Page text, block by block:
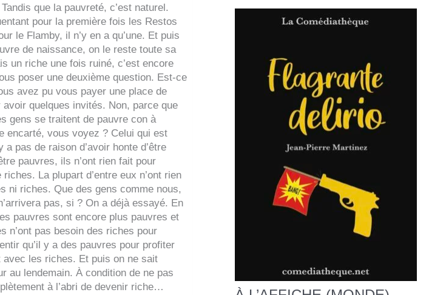
que la pauvreté, c’est naturel.
pour la première fois les Restos
le Flamby, il n’y en a qu’une. Et puis
de naissance, on le reste toute sa
un riche une fois ruiné, c’est encore
poser une deuxième question. Est-ce
avez pu vous payer une place de
quelques invités. Non, parce que
gens se traitent de pauvre con à
encarté, vous voyez ? Celui qui est
pas de raison d’avoir honte d’être
pauvres, ils n’ont rien fait pour
La plupart d’entre eux n’ont rien
ni riches. Que des gens comme nous,
pas, si ? On a déjà essayé. En
pauvres sont encore plus pauvres et
n’ont pas besoin des riches pour
qu’il y a des pauvres pour profiter
les riches. Et puis on ne sait
au lendemain. À condition de ne pas
à l’abri de devenir riche…